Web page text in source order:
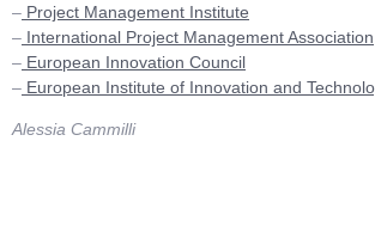
– Project Management Institute
– International Project Management Association
– European Innovation Council
– European Institute of Innovation and
Alessia Cammilli